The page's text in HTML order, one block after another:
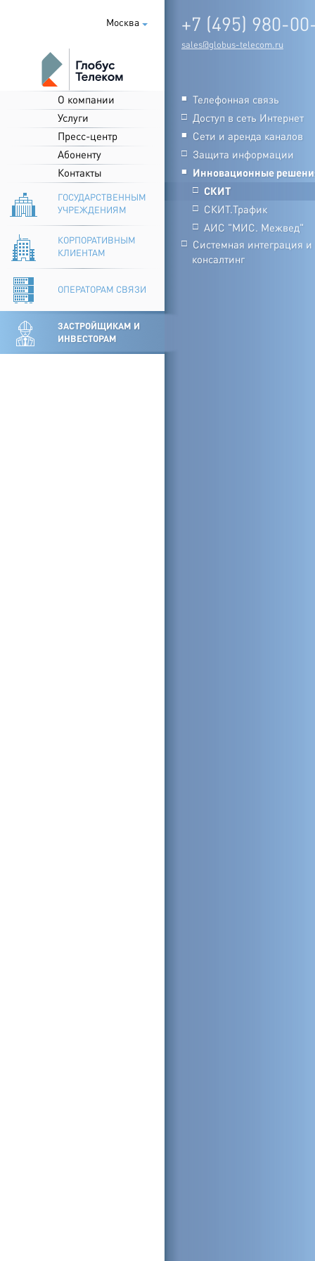
Москва
О компании
Услуги
Пресс-центр
Абоненту
Контакты
ГОСУДАРСТВЕННЫМ
УЧРЕЖДЕНИЯМ
КОРПОРАТИВНЫМ
КЛИЕНТАМ
ОПЕРАТОРАМ СВЯЗИ
ЗАСТРОЙЩИКАМ И
ИНВЕСТОРАМ
+7 (495) 980-
sales@globus-telecom.ru
■ Телефонная связь
□ Доступ в сеть Интернет
■ Сети и аренда каналов
□ Защита информации
■ Инновационные
□ СКИТ
□ СКИТ.Трафик
□ АИС "МИС. Межвед"
□ Системная интеграция и
консалтинг